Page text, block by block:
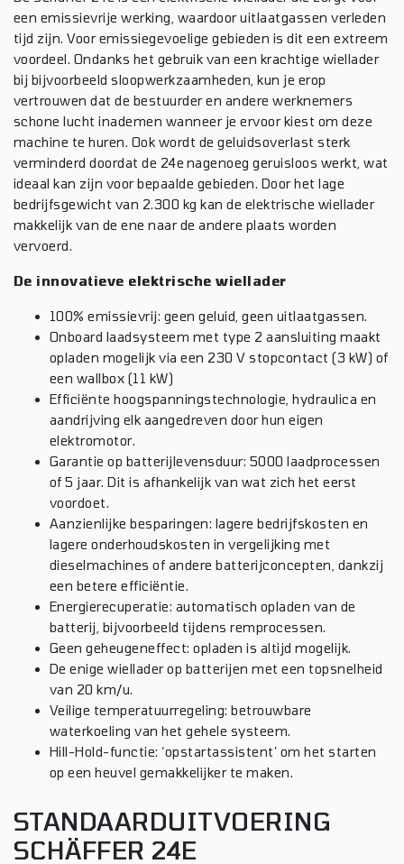
een emissievrije werking, waardoor uitlaatgassen verleden
tijd zijn. Voor emissiegevoelige gebieden is dit een extreem
voordeel. Ondanks het gebruik van een krachtige wiellader
bij bijvoorbeeld sloopwerkzaamheden, kun je erop
vertrouwen dat de bestuurder en andere werknemers
schone lucht inademen wanneer je ervoor kiest om deze
machine te huren. Ook wordt de geluidsoverlast sterk
verminderd doordat de 24e nagenoeg geruisloos werkt, wat
ideaal kan zijn voor bepaalde gebieden. Door het lage
bedrijfsgewicht van 2.300 kg kan de elektrische wiellader
makkelijk van de ene naar de andere plaats worden
vervoerd.
De innovatieve elektrische wiellader
100% emissievrij: geen geluid, geen uitlaatgassen.
Onboard laadsysteem met type 2 aansluiting maakt
opladen mogelijk via een 230 V stopcontact (3 kW) of
een wallbox (11 kW)
Efficiënte hoogspanningstechnologie, hydraulica en
aandrijving elk aangedreven door hun eigen
elektromotor.
Garantie op batterijlevensduur: 5000 laadprocessen
of 5 jaar. Dit is afhankelijk van wat zich het eerst
voordoet.
Aanzienlijke besparingen: lagere bedrijfskosten en
lagere onderhoudskosten in vergelijking met
dieselmachines of andere batterijconcepten, dankzij
een betere efficiëntie.
Energierecuperatie: automatisch opladen van de
batterij, bijvoorbeeld tijdens remprocessen.
Geen geheugeneffect: opladen is altijd mogelijk.
De enige wiellader op batterijen met een topsnelheid
van 20 km/u.
Veilige temperatuurregeling: betrouwbare
waterkoeling van het gehele systeem.
Hill-Hold-functie: ‘opstartassistent’ om het starten
op een heuvel gemakkelijker te maken.
STANDAARDUITVOERING
SCHÄFFER 24E